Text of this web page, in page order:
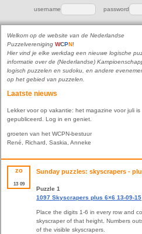
username password
Welkom op de website van de Nederlandse
Puzzelvereniging WCPN!
Hier vind je elke werkdag een nieuwe logische
informatie over de (Nederlandse)
logisch puzzelen en sudoku, en andere
op het gebied van puzzelen.
Laatste nieuws
Lekker voor op vakantie: het magazine voor juli is
gepubliceerd. Log in en geniet.
groeten van het WCPN-bestuur
René, Richard, Saskia, Anneke
zo
13 09
Sunday puzzles: skyscrapers -
Puzzle 1
1097 Skyscrapers plus 6×6 13-09-15
Place the digits 1-6 in every row and
skyscraper of that height. Numbers
of the visible skyscrapers.